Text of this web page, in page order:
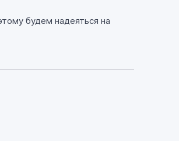
будем надеяться на